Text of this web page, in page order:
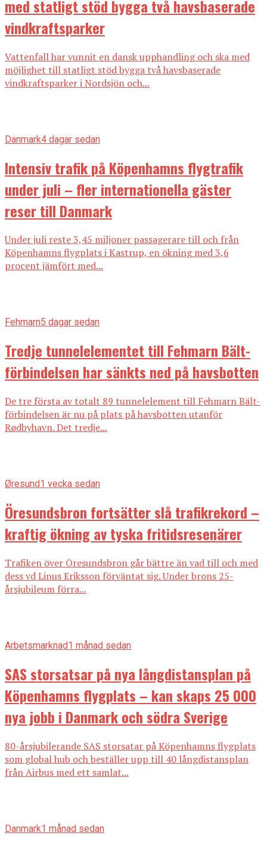
med statligt stöd bygga två havsbaserade
vindkraftsparker
Vattenfall har vunnit en dansk upphandling och ska med
möjlighet till statligt stöd bygga två havsbaserade
vindkraftsparker i Nordsjön och...
Danmark4 dagar sedan
Intensiv trafik på Köpenhamns flygtrafik
under juli – fler internationella gäster
reser till Danmark
Under juli reste 3,45 miljoner passagerare till och från
Köpenhamns flygplats i Kastrup, en ökning med 3,6
procent jämfört med...
Fehmarn5 dagar sedan
Tredje tunnelelementet till Fehmarn Bält-
förbindelsen har sänkts ned på havsbotten
De tre första av totalt 89 tunnelelement till Fehmarn Bält-
förbindelsen är nu på plats på havsbotten utanför
Rødbyhavn. Det tredje...
Øresund1 vecka sedan
Öresundsbron fortsätter slå trafikrekord –
kraftig ökning av tyska fritidsresenärer
Trafiken över Öresundsbron går bättre än vad till och med
dess vd Linus Eriksson förväntat sig. Under brons 25-
årsjubileum förra...
Arbetsmarknad1 månad sedan
SAS storsatsar på nya långdistansplan på
Köpenhamns flygplats – kan skaps 25 000
nya jobb i Danmark och södra Sverige
80-årsjubilerande SAS storsatar på Köpenhamns flygplats
som global hub och beställer upp till 40 långdistansplan
från Airbus med ett samlat...
Danmark1 månad sedan